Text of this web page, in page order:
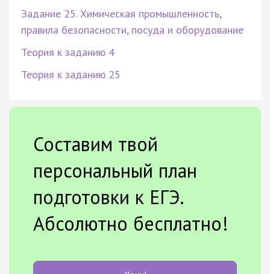
Задание 25. Химическая промышленность,
правила безопасности, посуда и оборудование
Теория к заданию 4
Теория к заданию 25
Составим твой
персональный план
подготовки к ЕГЭ.
Абсолютно бесплатно!